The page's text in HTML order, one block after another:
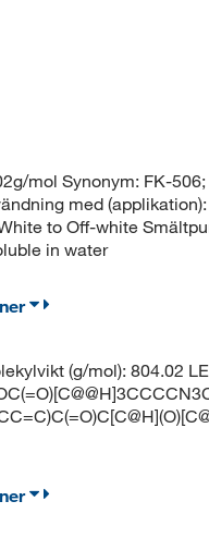
mol Synonym: FK-
med
to Off-white
in water
(g/mol): 804.02